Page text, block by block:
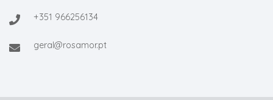
+351 966256134
geral@rosamor.pt